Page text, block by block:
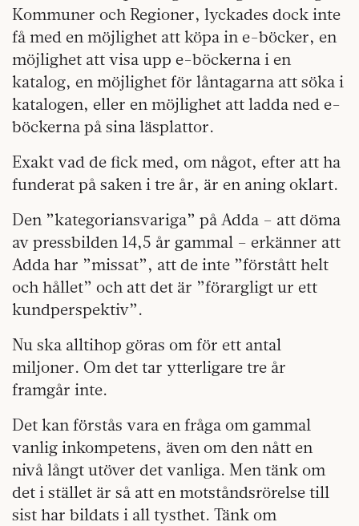
Kommuner och Regioner, lyckades dock inte
få med en möjlighet att köpa in e-böcker, en
möjlighet att visa upp e-böckerna i en
katalog, en möjlighet för låntagarna att söka i
katalogen, eller en möjlighet att ladda ned e-
böckerna på sina läsplattor.
Exakt vad de fick med, om något, efter att ha
funderat på saken i tre år, är en aning oklart.
Den ”kategoriansvariga” på Adda – att döma
av pressbilden 14,5 år gammal – erkänner att
Adda har ”missat”, att de inte ”förstått helt
och hållet” och att det är ”förargligt ur ett
kundperspektiv”.
Nu ska alltihop göras om för ett antal
miljoner. Om det tar ytterligare tre år
framgår inte.
Det kan förstås vara en fråga om gammal
vanlig inkompetens, även om den nått en
nivå långt utöver det vanliga. Men tänk om
det i stället är så att en motståndsrörelse till
sist har bildats i all tysthet. Tänk om